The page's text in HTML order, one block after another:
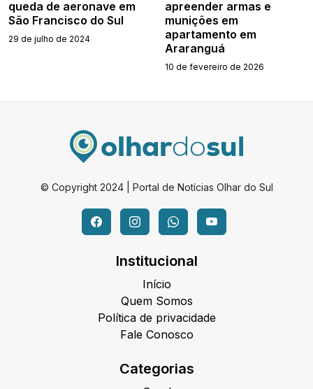
queda de aeronave em
São Francisco do Sul
29 de julho de 2024
apreender armas e
munições em
apartamento em
Araranguá
10 de fevereiro de 2026
© Copyright 2024 | Portal de Notícias Olhar do Sul
Institucional
Início
Quem Somos
Política de privacidade
Fale Conosco
Categorias